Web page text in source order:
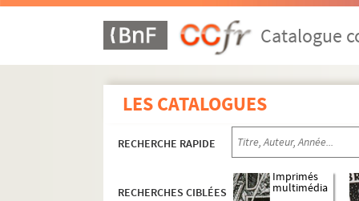
Catalogue
LES CATALOGUES
RECHERCHE RAPIDE
RECHERCHES CIBLÉES
Imprimés
multimédia